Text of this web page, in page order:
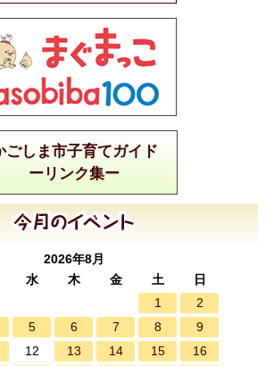
ごしま市子育てガイド
ーリンク集ー
2026年8月
水 木 金 土
日
1
2
5 6 7 8
9
12 13 14 15
16